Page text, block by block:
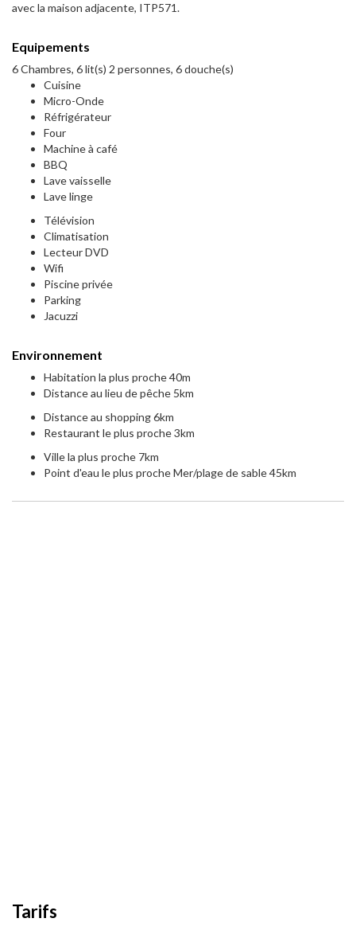
avec la maison adjacente, ITP571.
Equipements
6 Chambres, 6 lit(s) 2 personnes, 6 douche(s)
Cuisine
Micro-Onde
Réfrigérateur
Four
Machine à café
BBQ
Lave vaisselle
Lave linge
Télévision
Climatisation
Lecteur DVD
Wifi
Piscine privée
Parking
Jacuzzi
Environnement
Habitation la plus proche 40m
Distance au lieu de pêche 5km
Distance au shopping 6km
Restaurant le plus proche 3km
Ville la plus proche 7km
Point d'eau le plus proche Mer/plage de sable 45km
Tarifs